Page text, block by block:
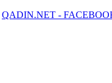
QADIN.NET -